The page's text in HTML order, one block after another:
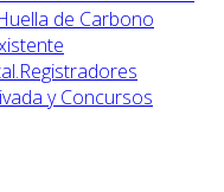
de Carbono
y Concursos